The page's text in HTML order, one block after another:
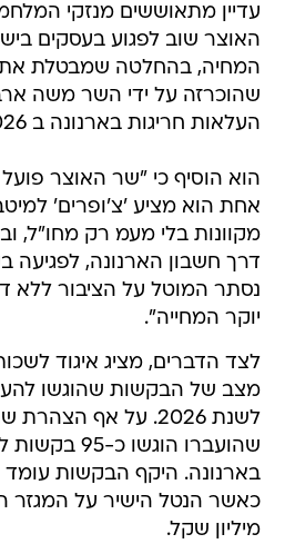
עדיין מתאוששים מנזקי
האוצר שוב לפגוע בעסקים
המחיה, בהחלטה שמבטלת את
שהוכרזה על ידי השר משה
העלאות חריגות בארנונה ב 2026.
הוא הוסיף כי "שר האוצר
אחת הוא מציע 'צ'ופרים'
מקוונות בלי מעמ רק מחו"ל,
דרך חשבון הארנונה, לפגיעה
נסתר המוטל על הציבור ללא
יוקר המחייה".
לצד הדברים, מציג איגוד
מצב של הבקשות שהוגשו
לשנת 2026. על אף
שהועברו
מיליון שקל.